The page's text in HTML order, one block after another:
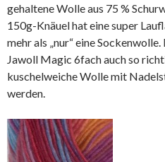
gehaltene Wolle aus 75 %
150g-Knäuel hat eine super
mehr als „nur“ eine
Jawoll Magic 6fach auch so
kuschelweiche Wolle mit
werden.